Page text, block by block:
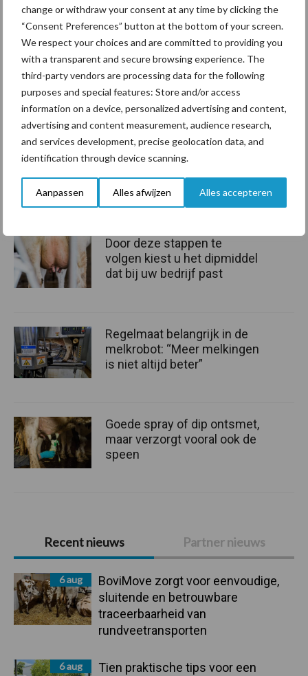
change or withdraw your consent at any time by clicking the
“Consent Preferences” button at the bottom of your screen.
We respect your choices and are committed to providing you
with a transparent and secure browsing experience. The
third-party vendors are processing data for the following
purposes and special features: Store and/or access
information on a device, personalized advertising and content,
advertising and content measurement, audience research,
and services development, precise geolocation data, and
identification through device scanning.
Aanpassen Alles afwijzen Alles accepteren
Primaire
Sidebar
Recent nieuws Partner nieuws
6 aug
BoviMove zorgt voor eenvoudige,
sluitende en betrouwbare
traceerbaarheid van
rundveetransporten
6 aug
Tien praktische tips voor een
bemesting Diergezondheid
Toon meer
Gerelateerde artikelen
uiergezondheid
Door deze stappen te
volgen kiest u het dipmiddel
dat bij uw bedrijf past
Regelmaat belangrijk in de
melkrobot: “Meer melkingen
is niet altijd beter”
Goede spray of dip ontsmet,
maar verzorgt vooral ook de
speen